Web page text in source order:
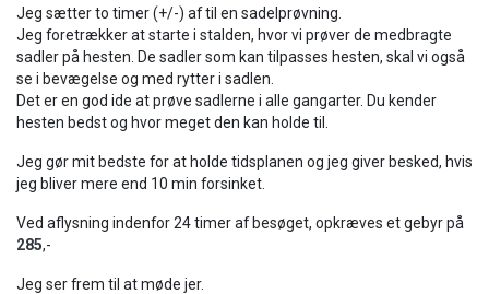
Jeg sætter to timer (+/-) af til en sadelprøvning.
Jeg foretrækker at starte i stalden, hvor vi prøver de medbragte
sadler på hesten. De sadler som kan tilpasses hesten, skal vi også
se i bevægelse og med rytter i sadlen.
Det er en god ide at prøve sadlerne i alle gangarter. Du kender
hesten bedst og hvor meget den kan holde til.
Jeg gør mit bedste for at holde tidsplanen og jeg giver besked, hvis
jeg bliver mere end 10 min forsinket.
Ved aflysning indenfor 24 timer af besøget, opkræves et gebyr på
285,-
Jeg ser frem til at møde jer.